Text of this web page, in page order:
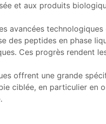
et aux produits
avancées
des peptides en phase
Ces progrès rendent
offrent une grande
ciblée, en particulier en